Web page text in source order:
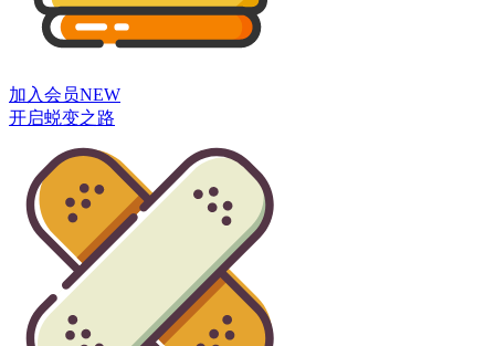
加入会员NEW
开启蜕变之路